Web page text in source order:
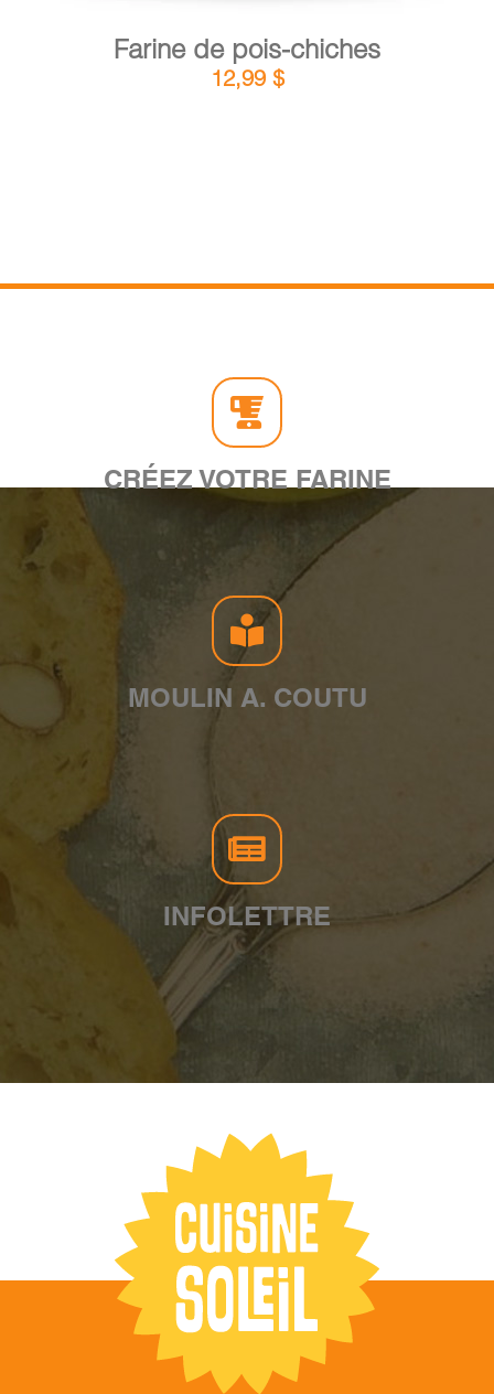
Farine de pois-chiches
12,99 $
CRÉEZ VOTRE FARINE
MOULIN A. COUTU
INFOLETTRE